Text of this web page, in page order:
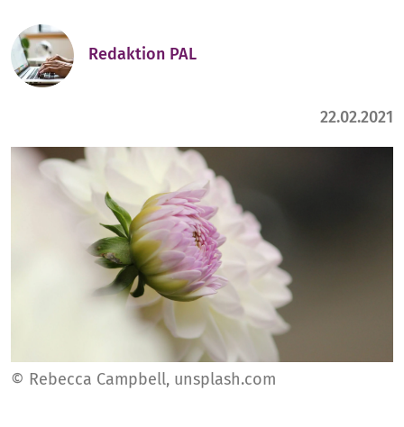
Redaktion PAL
22.02.2021
© Rebecca Campbell, unsplash.com